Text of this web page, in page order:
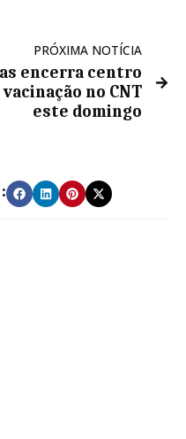
PRÓXIMA NOTÍCIA
encerra centro
vacinação no CNT
este domingo